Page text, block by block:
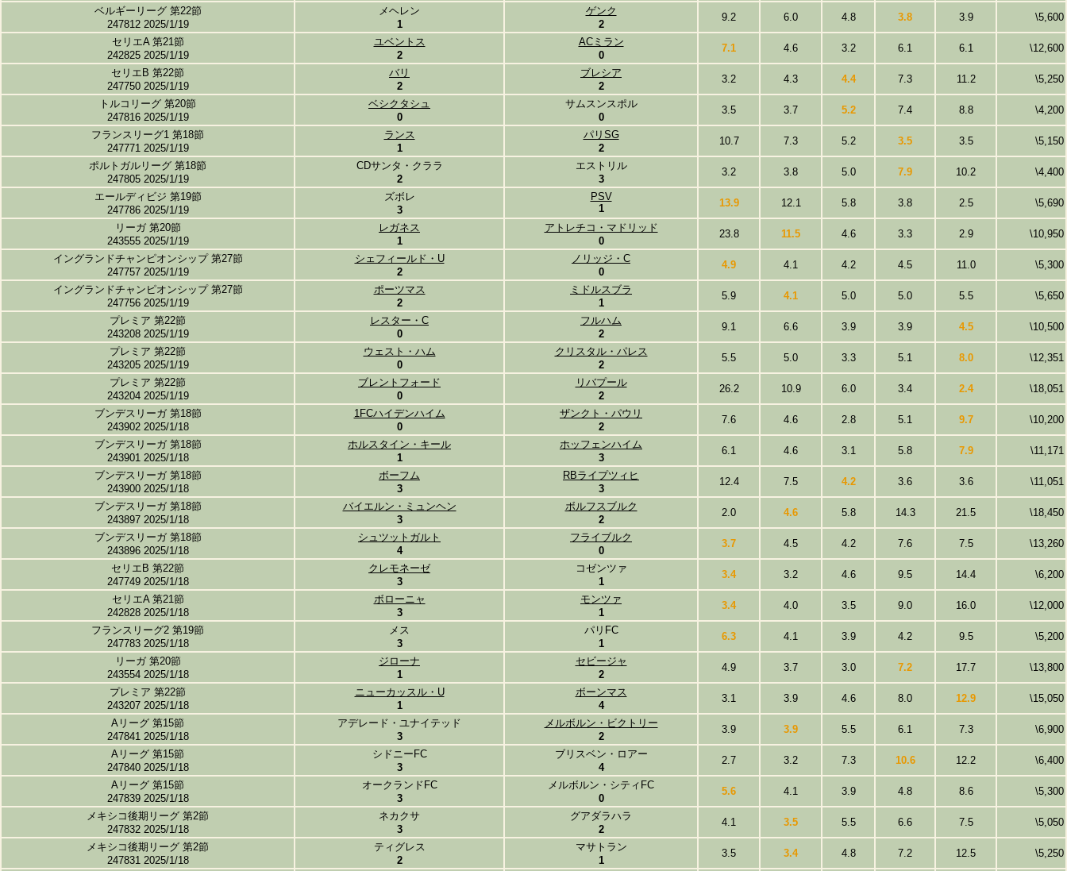
ベルギーリーグ 第22節
247812 2025/1/19
メヘレン
1
ゲンク
2
9.2 6.0 4.8 3.8 3.9 \5,600
セリエA 第21節
242825 2025/1/19
ユベントス
2
ACミラン
0
7.1 4.6 3.2 6.1 6.1 \12,600
セリエB 第22節
247750 2025/1/19
バリ
2
ブレシア
2
3.2 4.3 4.4 7.3 11.2 \5,250
トルコリーグ 第20節
247816 2025/1/19
ベシクタシュ
0
サムスンスポル
0
3.5 3.7 5.2 7.4 8.8 \4,200
フランスリーグ1 第18節
247771 2025/1/19
ランス
1
パリSG
2
10.7 7.3 5.2 3.5 3.5 \5,150
ポルトガルリーグ 第18節
247805 2025/1/19
CDサンタ・クララ
2
エストリル
3
3.2 3.8 5.0 7.9 10.2 \4,400
エールディビジ 第19節
247786 2025/1/19
ズボレ
3
PSV
1
13.9 12.1 5.8 3.8 2.5 \5,690
リーガ 第20節
243555 2025/1/19
レガネス
1
アトレチコ・マドリッド
0
23.8 11.5 4.6 3.3 2.9 \10,950
イングランドチャンピオンシップ 第27節
247757 2025/1/19
シェフィールド・U
2
ノリッジ・C
0
4.9 4.1 4.2 4.5 11.0 \5,300
イングランドチャンピオンシップ 第27節
247756 2025/1/19
ポーツマス
2
ミドルスブラ
1
5.9 4.1 5.0 5.0 5.5 \5,650
プレミア 第22節
243208 2025/1/19
レスター・C
0
フルハム
2
9.1 6.6 3.9 3.9 4.5 \10,500
プレミア 第22節
243205 2025/1/19
ウェスト・ハム
0
クリスタル・パレス
2
5.5 5.0 3.3 5.1 8.0 \12,351
プレミア 第22節
243204 2025/1/19
ブレントフォード
0
リバプール
2
26.2 10.9 6.0 3.4 2.4 \18,051
ブンデスリーガ 第18節
243902 2025/1/18
1FCハイデンハイム
0
ザンクト・パウリ
2
7.6 4.6 2.8 5.1 9.7 \10,200
ブンデスリーガ 第18節
243901 2025/1/18
ホルスタイン・キール
1
ホッフェンハイム
3
6.1 4.6 3.1 5.8 7.9 \11,171
ブンデスリーガ 第18節
243900 2025/1/18
ボーフム
3
RBライプツィヒ
3
12.4 7.5 4.2 3.6 3.6 \11,051
ブンデスリーガ 第18節
243897 2025/1/18
バイエルン・ミュンヘン
3
ボルフスブルク
2
2.0 4.6 5.8 14.3 21.5 \18,450
ブンデスリーガ 第18節
243896 2025/1/18
シュツットガルト
4
フライブルク
0
3.7 4.5 4.2 7.6 7.5 \13,260
セリエB 第22節
247749 2025/1/18
クレモネーゼ
3
コゼンツァ
1
3.4 3.2 4.6 9.5 14.4 \6,200
セリエA 第21節
242828 2025/1/18
ボローニャ
3
モンツァ
1
3.4 4.0 3.5 9.0 16.0 \12,000
フランスリーグ2 第19節
247783 2025/1/18
メス
3
パリFC
1
6.3 4.1 3.9 4.2 9.5 \5,200
リーガ 第20節
243554 2025/1/18
ジローナ
1
セビージャ
2
4.9 3.7 3.0 7.2 17.7 \13,800
プレミア 第22節
243207 2025/1/18
ニューカッスル・U
1
ボーンマス
4
3.1 3.9 4.6 8.0 12.9 \15,050
Aリーグ 第15節
247841 2025/1/18
アデレード・ユナイテッド
3
メルボルン・ビクトリー
2
3.9 3.9 5.5 6.1 7.3 \6,900
Aリーグ 第15節
247840 2025/1/18
シドニーFC
3
ブリスベン・ロアー
4
2.7 3.2 7.3 10.6 12.2 \6,400
Aリーグ 第15節
247839 2025/1/18
オークランドFC
3
メルボルン・シティFC
0
5.6 4.1 3.9 4.8 8.6 \5,300
メキシコ後期リーグ 第2節
247832 2025/1/18
ネカクサ
3
グアダラハラ
2
4.1 3.5 5.5 6.6 7.5 \5,050
メキシコ後期リーグ 第2節
247831 2025/1/18
ティグレス
2
マサトラン
1
3.5 3.4 4.8 7.2 12.5 \5,250